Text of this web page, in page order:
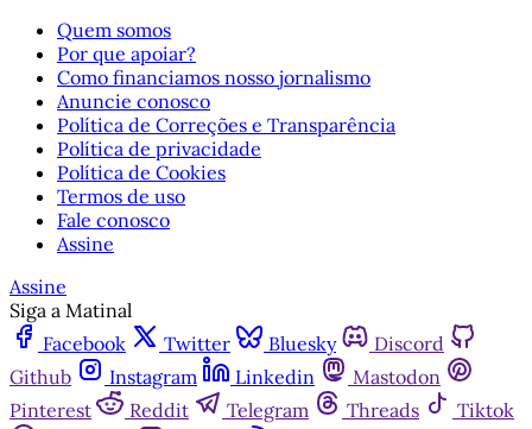
Quem somos
Por que apoiar?
Como financiamos nosso jornalismo
Anuncie conosco
Política de Correções e Transparência
Política de privacidade
Política de Cookies
Termos de uso
Fale conosco
Assine
Assine
Siga a Matinal
Facebook
Twitter Bluesky
Discord
Github
Instagram Linkedin
Mastodon
Pinterest
Reddit Telegram Threads
Tiktok